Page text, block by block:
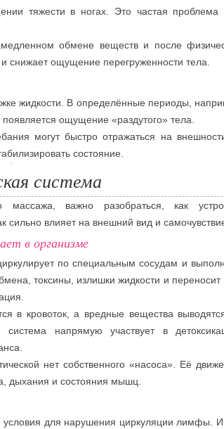
тяжести в ногах. Это частая проблема
обмене веществ и после
снижает ощущение перегруженности тела.
жидкости. В определённые периоды,
ощущение «раздутого» тела.
могут быстро отражаться на
состояние.
система
массажа, важно разобраться, как
влияет на внешний вид и
в организме
по специальным сосудам и
токсины, излишки жидкости и переносит
в кровоток, а вредные вещества
напрямую участвует в
нет собственного «насоса». Её
дыхания и состояния мышц.
для нарушения циркуляции лимфы. И